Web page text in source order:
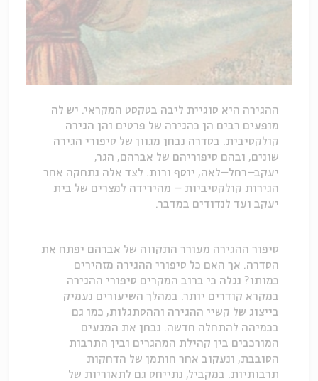
ההגירה היא סוגיית ליבה בטקסט המקראי. יש לה
מופעים רבים הן כהגירה של פרטים והן הגירה
קולקטיבית. בסדרה נבחן מגוון של סיפורי הגירה
שונים, ובהם סיפוריהם של אברהם, הגר,
יעקב–רחל–לאה, יוסף ורות. לצד אלה נתחקה אחר
הגירות קולקטיביות – מהירידה למצרים של בית
יעקב ועד לנדודים במדבר.
סיפור ההגירה מעורר התקווה של אברהם יפתח את
הסדרה. אך האם כל סיפורי ההגירה מזהירים
כמותו? נגלה כי ברוב המקרים סיפורי ההגירה
במקרא קודרים יותר. במהלך השיעורים נעמיק
בייצוג של קשיי ההגירה וההסתגלות, כמו גם
בכמיהה להתחלה חדשה. נבחן את המגעים
המורכבים בין קהילת המהגרים ובין התרבות
הסובבת, ונעקוב אחר חותמן של הדחקות
תרבותיות. במקביל, נתייחס גם לתאוריות של